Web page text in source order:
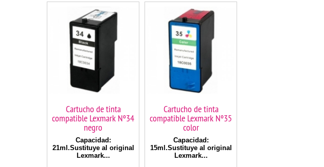
Cartucho de tinta
compatible Lexmark Nº34
negro
Capacidad:
21ml.Sustituye al original
Lexmark...
Cartucho de tinta
compatible Lexmark Nº35
color
Capacidad:
15ml.Sustituye al original
Lexmark...